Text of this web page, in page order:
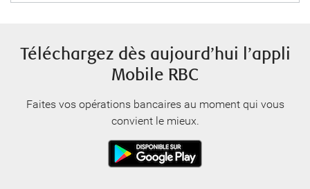
Téléchargez dès aujourd’hui l’appli
Mobile RBC
Faites vos opérations bancaires au moment qui vous
convient le mieux.